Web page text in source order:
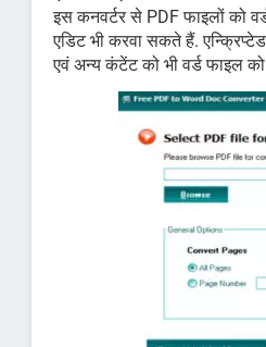
इस कनवर्टर से PDF फाइलों को
एडिट भी करवा सकते हैं.
एवं अन्य कंटेंट को भी वर्ड फाइल